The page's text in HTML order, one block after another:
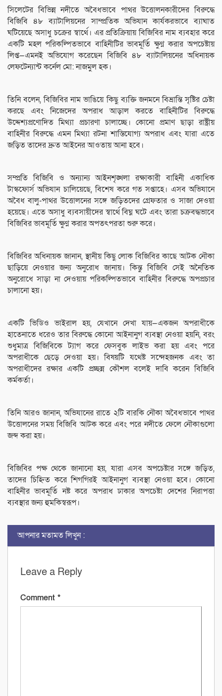
সিলেটের বিভিন্ন নদীতে অবৈধভাবে পাথর উত্তোলনকারীদের বিরুদ্ধে
বিজিবি ৪৮ ব্যাটালিয়নের সাম্প্রতিক অভিযান কার্যকরভাবে ব্যাঘাত
ঘটিয়েছে অসাধু চক্রের স্বার্থে। এর প্রতিক্রিয়ায় বিজিবির নাম ব্যবহার করে
একটি মহল পরিকল্পিতভাবে বাহিনীটির ভাবমূর্তি ক্ষুণ্ন করার অপচেষ্টায়
লিপ্ত—এমনই অভিযোগ করেছেন বিজিবি ৪৮ ব্যাটালিয়নের অধিনায়ক
লেফটেন্যান্ট কর্নেল মো: নাজমুল হক।
তিনি বলেন, বিজিবির নাম ভাঙিয়ে কিছু ব্যক্তি জনমনে বিভ্রান্তি সৃষ্টির চেষ্টা
করছে এবং নিজেদের অপরাধ আড়াল করতে বাহিনীটির বিরুদ্ধে
উদ্দেশ্যপ্রণোদিত মিথ্যা প্রচারণা চালাচ্ছে। কোনো প্রমাণ ছাড়া রাষ্ট্রীয়
বাহিনীর বিরুদ্ধে এমন মিথ্যা রটনা শাস্তিযোগ্য অপরাধ এবং যারা এতে
জড়িত তাদের দ্রুত আইনের আওতায় আনা হবে।
সম্প্রতি বিজিবি ও অন্যান্য আইনশৃঙ্খলা রক্ষাকারী বাহিনী একাধিক
টাস্কফোর্স অভিযান চালিয়েছে, বিশেষ করে গত সপ্তাহে। এসব অভিযানে
অবৈধ বালু-পাথর উত্তোলনের সঙ্গে জড়িতদের গ্রেফতার ও সাজা দেওয়া
হয়েছে। এতে অসাধু ব্যবসায়ীদের স্বার্থে বিঘ্ন ঘটে এবং তারা চক্রবদ্ধভাবে
বিজিবির ভাবমূর্তি ক্ষুণ্ন করার অপতৎপরতা শুরু করে।
বিজিবির অধিনায়ক জানান, স্থানীয় কিছু লোক বিজিবির কাছে আটক নৌকা
ছাড়িয়ে নেওয়ার জন্য অনুরোধ জানায়। কিন্তু বিজিবি সেই অনৈতিক
অনুরোধে সাড়া না দেওয়ায় পরিকল্পিতভাবে বাহিনীর বিরুদ্ধে অপপ্রচার
চালানো হয়।
একটি ভিডিও ভাইরাল হয়, যেখানে দেখা যায়—একজন অপরাধীকে
হাতেনাতে ধরেও তার বিরুদ্ধে কোনো আইনানুগ ব্যবস্থা নেওয়া হয়নি, বরং
শুধুমাত্র বিজিবিকে ট্যাগ করে ফেসবুক লাইভ করা হয় এবং পরে
অপরাধীকে ছেড়ে দেওয়া হয়। বিষয়টি যথেষ্ট সন্দেহজনক এবং তা
অপরাধীদের রক্ষার একটি প্রচ্ছন্ন কৌশল বলেই দাবি করেন বিজিবি
কর্মকর্তা।
তিনি আরও জানান, অভিযানের রাতে ২টি বারকি নৌকা অবৈধভাবে পাথর
উত্তোলনের সময় বিজিবি আটক করে এবং পরে নদীতে ফেলে নৌকাগুলো
জব্দ করা হয়।
বিজিবির পক্ষ থেকে জানানো হয়, যারা এসব অপচেষ্টার সঙ্গে জড়িত,
তাদের চিহ্নিত করে শিগগিরই আইনানুগ ব্যবস্থা নেওয়া হবে। কোনো
বাহিনীর ভাবমূর্তি নষ্ট করে অপরাধ ঢাকার অপচেষ্টা দেশের নিরাপত্তা
ব্যবস্থার জন্য হুমকিস্বরূপ।
আপনার মতামত লিখুন :
Leave a Reply
Comment *